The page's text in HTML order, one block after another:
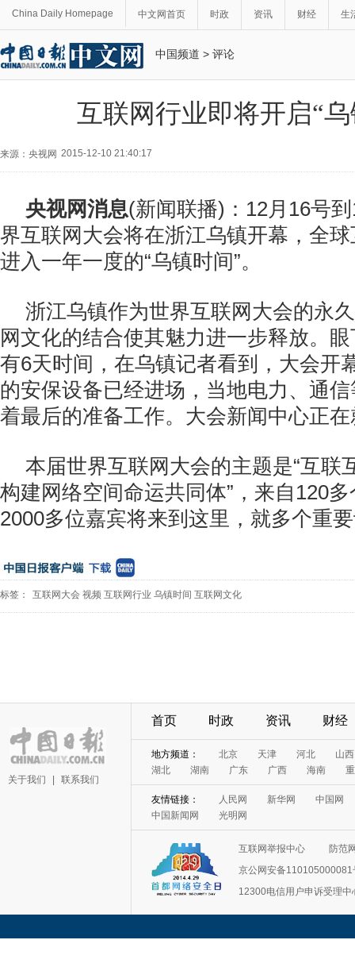
China Daily Homepage 中文网首页 时政 资讯 财经 生
中国频道 > 评论
互联网行业即将开启“
来源：央视网 2015-12-10 21:40:17
央视网消息(新闻联播)：12月16号
界互联网大会将在浙江乌镇开幕，全
进入一年一度的“乌镇时间”。
浙江乌镇作为世界互联网大会的永
网文化的结合使其魅力进一步释放。
有6天时间，在乌镇记者看到，大会开
的安保设备已经进场，当地电力、通
着最后的准备工作。大会新闻中心正
本届世界互联网大会的主题是“互
构建网络空间命运共同体”，来自120
2000多位嘉宾将来到这里，就多个重
标签： 互联网大会 视频 互联网行业 乌镇时间 互联网文化
关于我们 联系我们
首页 时政 资讯 财经
地方频道： 北京 天津 河北
山西
湖北
湖南 广东 广西 海南
友情链接： 人民网 新华网
中国网
中国新闻网
光明网
互联网举报中心
防范
京公网安备110105000081
12300电信用户申诉受理中